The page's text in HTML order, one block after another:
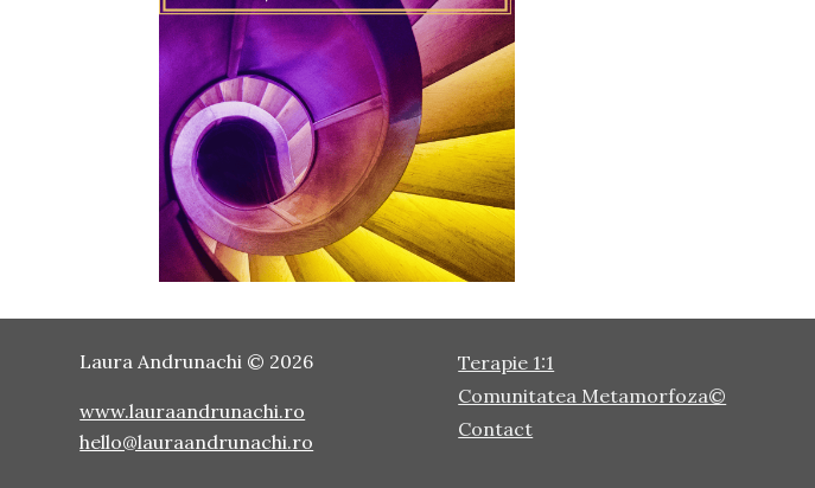
Laura Andrunachi © 2026
www.lauraandrunachi.ro
hello@lauraandrunachi.ro
Terapie 1:1
Comunitatea Metamorfoza©
Contact